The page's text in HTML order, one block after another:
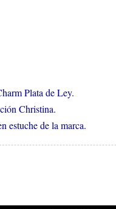
Plata de Ley.
Christina.
estuche de la marca.